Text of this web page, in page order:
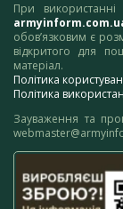
При
обов’язковим є
відкритого для
матеріал.
Політика
Політика
Зауваження та